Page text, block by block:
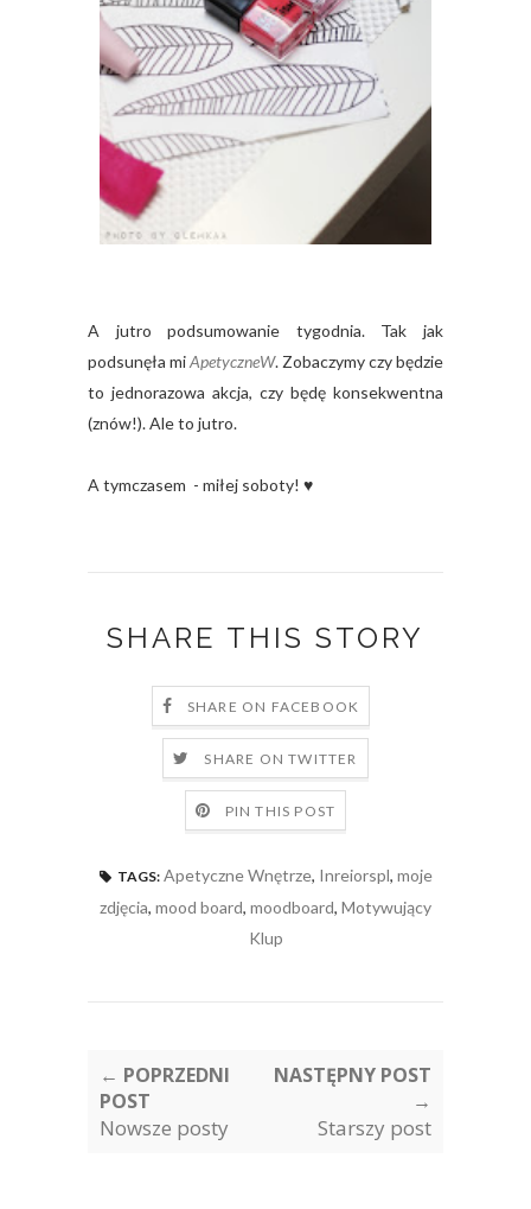
A jutro podsumowanie tygodnia. Tak jak
podsunęła miApetyczneW. Zobaczymy czy będzie
to jednorazowa akcja, czy będę konsekwentna
(znów!). Ale to jutro.
A tymczasem - miłej soboty! ♥
SHARE THIS STORY
SHARE ON FACEBOOK
SHARE ON TWITTER
PIN THIS POST
TAGS: Apetyczne Wnętrze, Inreiorspl, moje
zdjęcia, mood board, moodboard, Motywujący
Klup
← POPRZEDNI
POST
Nowsze posty
NASTĘPNY POST
→
Starszy post